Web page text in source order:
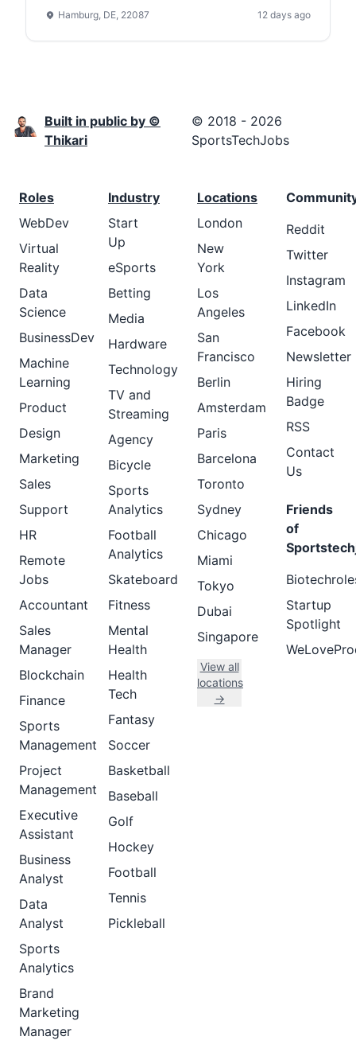
Hamburg, DE, 22087 12 days ago
Built in public by ©
Thikari
© 2018 - 2026
SportsTechJobs
Roles
WebDev
Virtual
Reality
Data
Science
BusinessDev
Machine
Learning
Product
Design
Marketing
Sales
Support
HR
Remote
Jobs
Accountant
Sales
Manager
Blockchain
Finance
Sports
Management
Project
Management
Executive
Assistant
Business
Analyst
Data
Analyst
Sports
Analytics
Brand
Marketing
Manager
Industry
Start
Up
eSports
Betting
Media
Hardware
Technology
TV and
Streaming
Agency
Bicycle
Sports
Analytics
Football
Analytics
Skateboard
Fitness
Mental
Health
Health
Tech
Fantasy
Soccer
Basketball
Baseball
Golf
Hockey
Football
Tennis
Pickleball
Locations
London
New
York
Los
Angeles
San
Francisco
Berlin
Amsterdam
Paris
Barcelona
Toronto
Sydney
Chicago
Miami
Tokyo
Dubai
Singapore
View all
locations
→
Reddit
Twitter
Instagram
LinkedIn
Facebook
Newsletter
Hiring
Badge
RSS
Contact
Us
Friends
of
Startup
Spotlight